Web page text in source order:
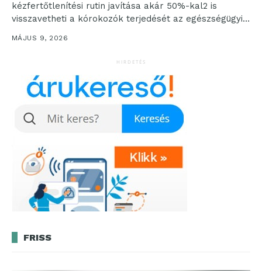
kézfertőtlenítési rutin javítása akár 50%-kal2 is
visszavetheti a kórokozók terjedését az egészségügyi
intézményekben, ugyanakkor gyakori tapasztalat,
MÁJUS 9, 2026
HIRDETÉS
FRISS